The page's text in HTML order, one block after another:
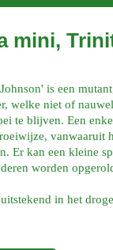
mini,
is een
welke niet of
te blijven. Een
vanwaaruit
Er kan een kleine
worden
in het